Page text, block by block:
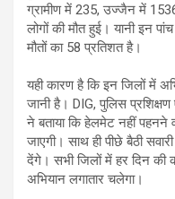
ग्रामीण में 235, उज्जैन में
लोगों की मौत हुई। यानी इन
मौतों का 58 प्रतिशत है।
यही कारण है कि इन जिलों में
जानी है। DIG, पुलिस
ने बताया कि हेलमेट नहीं पहनने
जाएगी। साथ ही पीछे बैठी
देंगे। सभी जिलों में हर दिन की
अभियान लगातार चलेगा।